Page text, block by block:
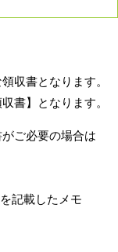
収書となります。
書】となります。
ご必要の場合は
記載したメモ